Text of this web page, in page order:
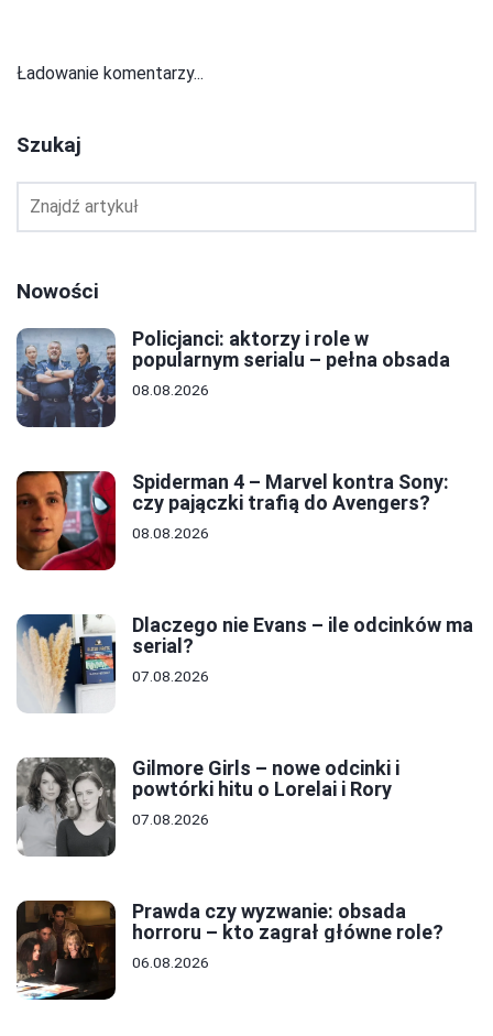
Ładowanie komentarzy...
Szukaj
Nowości
Policjanci: aktorzy i role w
popularnym serialu – pełna obsada
08.08.2026
Spiderman 4 – Marvel kontra Sony:
czy pajączki trafią do Avengers?
08.08.2026
Dlaczego nie Evans – ile odcinków ma
serial?
07.08.2026
Gilmore Girls – nowe odcinki i
powtórki hitu o Lorelai i Rory
07.08.2026
Prawda czy wyzwanie: obsada
horroru – kto zagrał główne role?
06.08.2026